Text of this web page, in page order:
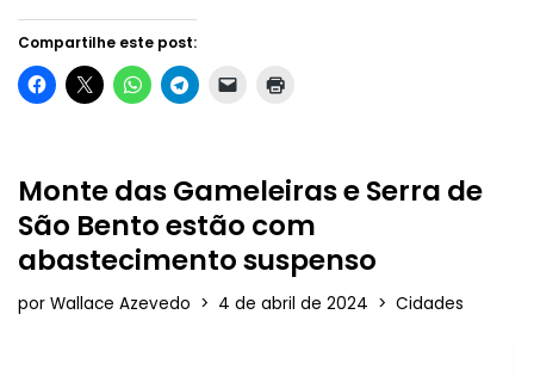
Compartilhe este post:
Monte das Gameleiras e Serra de
São Bento estão com
abastecimento suspenso
por Wallace Azevedo 4 de abril de 2024 Cidades